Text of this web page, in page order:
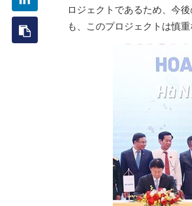
ロジェクトであるため、今
も、このプロジェクトは慎重